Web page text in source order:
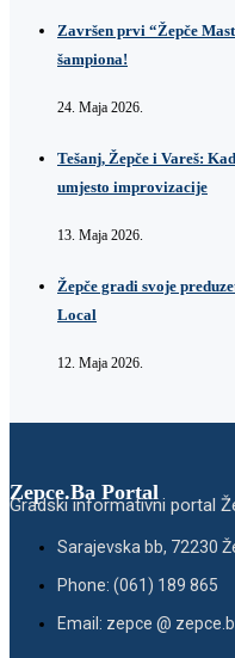
Završen prvi “Žepče
šampiona!
24. Maja 2026.
Tešanj, Žepče i Vareš:
umjesto improvizacije
13. Maja 2026.
Žepče gradi svoje
Local
12. Maja 2026.
Zepce.Ba Portal
Gradski informativni portal
Sarajevska bb, 72230
Phone: (061) 189 865
Email: zepce @